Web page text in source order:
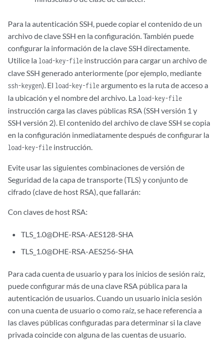
Para la autenticación SSH, puede copiar el contenido de un
archivo de clave SSH en la configuración. También puede
configurar la información de la clave SSH directamente.
Utilice la load-key-file instrucción para cargar un archivo de
clave SSH generado anteriormente (por ejemplo, mediante
ssh-keygen). El load-key-fileargumento es la ruta de acceso a
la ubicación y el nombre del archivo. La load-key-file
instrucción carga las claves públicas RSA (SSH versión 1 y
SSH versión 2). El contenido del archivo de clave SSH se copia
en la configuración inmediatamente después de configurar la
load-key-file instrucción.
Evite usar las siguientes combinaciones de versión de
Seguridad de la capa de transporte (TLS) y conjunto de
cifrado (clave de host RSA), que fallarán:
Con claves de host RSA:
TLS_1.0@DHE-RSA-AES128-SHA
TLS_1.0@DHE-RSA-AES256-SHA
Para cada cuenta de usuario y para los inicios de sesión raíz,
puede configurar más de una clave RSA pública para la
autenticación de usuarios. Cuando un usuario inicia sesión
con una cuenta de usuario o como raíz, se hace referencia a
las claves públicas configuradas para determinar si la clave
privada coincide con alguna de las cuentas de usuario.